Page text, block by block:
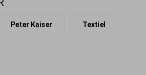
Peter Kaiser Textiel